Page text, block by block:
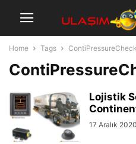
Home Tags
Lojistik
17 Aralık 2020